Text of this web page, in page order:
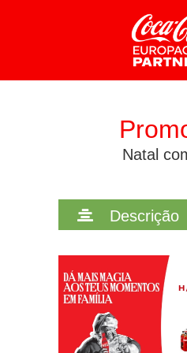
Natal
Descrição
HABILITAR TUDO
Cookies necessários
Estes cookies são
nossos sistemas. Pode
internet para bloquear ou
contudo algumas áreas do
Estes cookies não
relativa a identificação